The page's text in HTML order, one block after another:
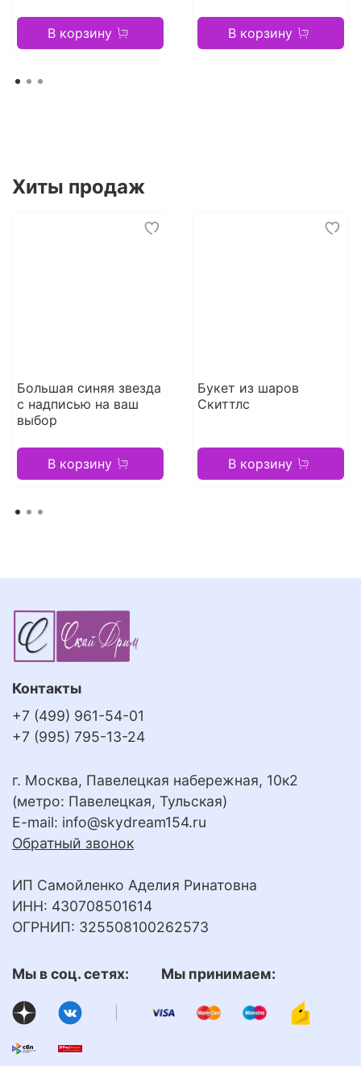
В корзину В корзину
Хиты продаж
Большая синяя звезда
с надписью на ваш
выбор
В корзину
Букет из шаров
Скиттлс
В корзину
Контакты
+7 (499) 961-54-01
+7 (995) 795-13-24
г. Москва, Павелецкая набережная, 10к2
(метро: Павелецкая, Тульская)
E-mail: info@skydream154.ru
Обратный звонок
ИП Самойленко Аделия Ринатовна
ИНН: 430708501614
ОГРНИП: 325508100262573
Мы в соц. сетях: Мы принимаем: